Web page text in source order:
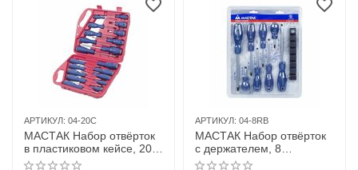
АРТИКУЛ: 04-20C
МАСТАК Набор отвёрток
в пластиковом кейсе, 20
предметов
АРТИКУЛ: 04-8RB
МАСТАК Набор отвёрток
с держателем, 8
предметов